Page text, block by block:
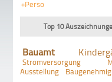
+Perso
Top 10
Bauamt
Stromversorgung
Ausstellung